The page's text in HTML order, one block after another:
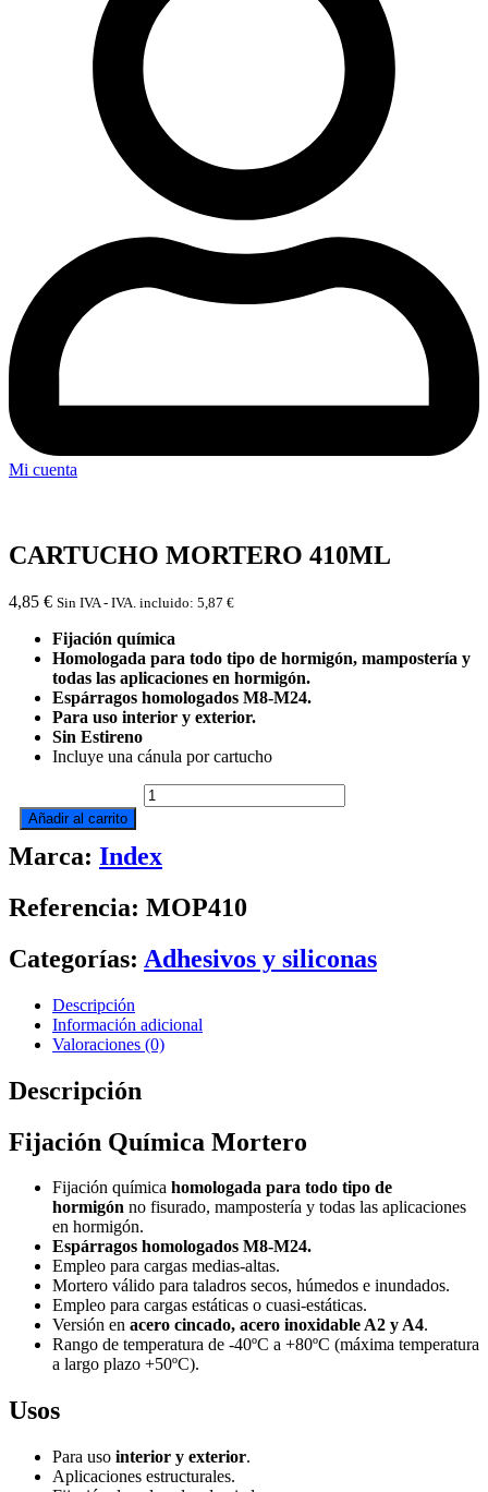
Mi cuenta
CARTUCHO MORTERO 410ML
4,85 € Sin IVA - IVA. incluido: 5,87 €
Fijación química
Homologada para todo tipo de hormigón, mampostería y
todas las aplicaciones en hormigón.
Espárragos homologados M8-M24.
Para uso interior y exterior.
Sin Estireno
Incluye una cánula por cartucho
CARTUCHO
MORTERO
cantidad
Añadir al carrito
Marca: Index
Referencia: MOP410
Categorías: Adhesivos y siliconas
Descripción
Información adicional
Valoraciones (0)
Descripción
Fijación Química Mortero
Fijación química homologada para todo tipo de
hormigón no fisurado, mampostería y todas las aplicaciones
en hormigón.
Espárragos homologados M8-M24.
Empleo para cargas medias-altas.
Mortero válido para taladros secos, húmedos e inundados.
Empleo para cargas estáticas o cuasi-estáticas.
Versión en acero cincado, acero inoxidable A2 y A4.
Rango de temperatura de -40ºC a +80ºC (máxima temperatura
a largo plazo +50ºC).
Usos
Para uso interior y exterior.
Aplicaciones estructurales.